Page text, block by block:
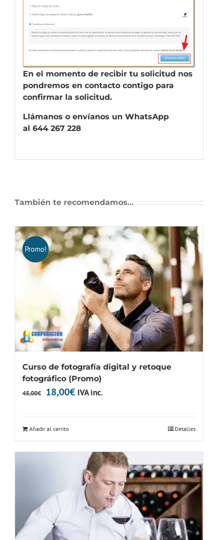
En el momento de recibir tu solicitud nos
pondremos en contacto contigo para
confirmar la solicitud.
Llámanos o envíanos un WhatsApp
al 644 267 228
También te recomendamos…
Promo!
Curso de fotografía digital y retoque
fotográfico (Promo)
45,00€
El
era:
45,00€.
18,00€El
18,00€.
IVA inc.
Añadir al carrito Detalles